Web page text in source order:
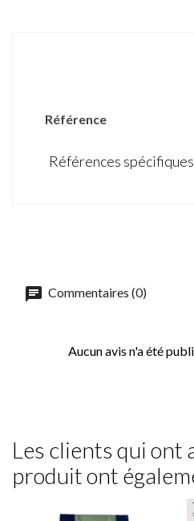
Référence
Références spécifiques
Commentaires (0)
Aucun avis n'a été
Les clients qui ont
produit ont